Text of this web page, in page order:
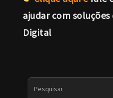
ajudar com
Digital